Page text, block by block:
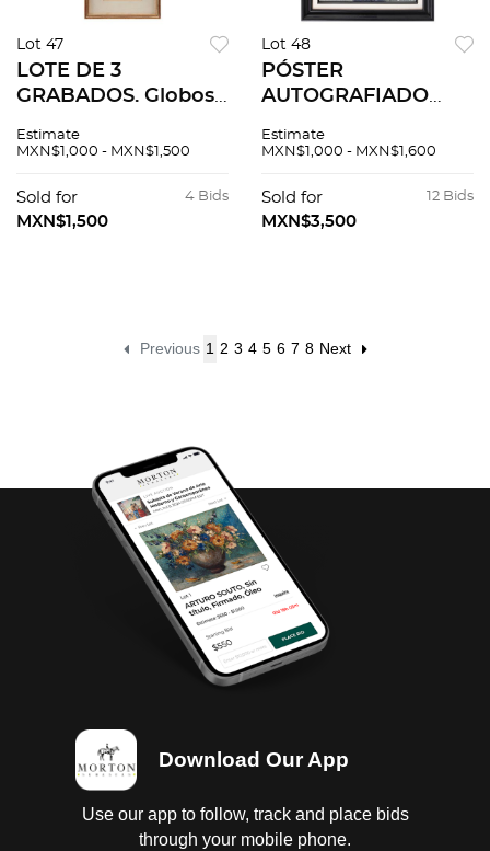
Lot 47
LOTE DE 3
GRABADOS. Globos
Medidas variables.
Estimate
MXN$1,000 - MXN$1,500
4 Bids
Sold for
MXN$1,500
Lot 48
PÓSTER
AUTOGRAFIADO
STALLONE. Rocky
Sylvester Stallone.
Impresión digital
Estimate
MXN$1,000 - MXN$1,600
12 Bids
Sold for
MXN$3,500
Previous 1 2 3 4 5 6 7 8 Next
Download Our App
Use our app to follow, track and place bids
through your mobile phone.